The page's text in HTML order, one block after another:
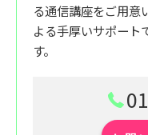
る通信講座をご用意
よる手厚いサポート
す。